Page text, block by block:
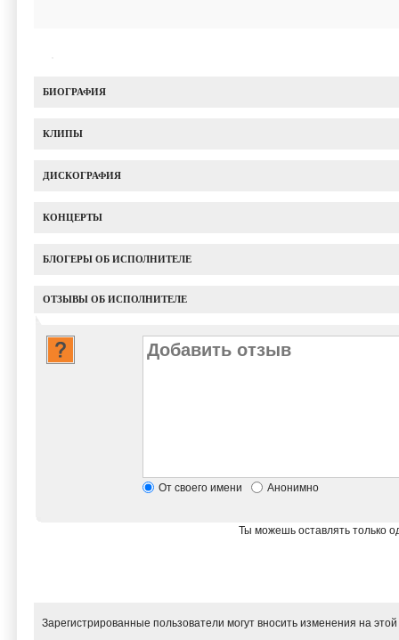
БИОГРАФИЯ
КЛИПЫ
ДИСКОГРАФИЯ
КОНЦЕРТЫ
БЛОГЕРЫ ОБ ИСПОЛНИТЕЛЕ
ОТЗЫВЫ ОБ ИСПОЛНИТЕЛЕ
От своего имени Анонимно
Ты можешь оставлять только
Зарегистрированные пользователи могут вносить изменения на